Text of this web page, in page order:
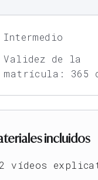
Intermedio
Validez de la
matrícula: 365
incluidos
2 vídeos